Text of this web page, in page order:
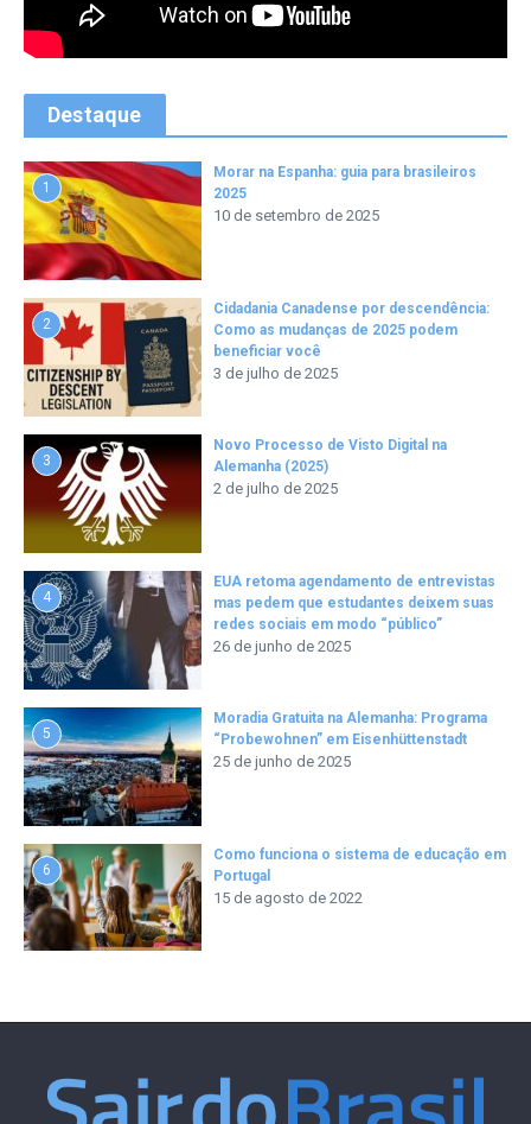
Destaque
1
Morar na Espanha: guia para brasileiros
2025
10 de setembro de 2025
2
Cidadania Canadense por descendência:
Como as mudanças de 2025 podem
beneficiar você
3 de julho de 2025
3
Novo Processo de Visto Digital na
Alemanha (2025)
2 de julho de 2025
4
EUA retoma agendamento de entrevistas
mas pedem que estudantes deixem suas
redes sociais em modo “público”
26 de junho de 2025
5
Moradia Gratuita na Alemanha: Programa
“Probewohnen” em Eisenhüttenstadt
25 de junho de 2025
6
Como funciona o sistema de educação em
Portugal
15 de agosto de 2022